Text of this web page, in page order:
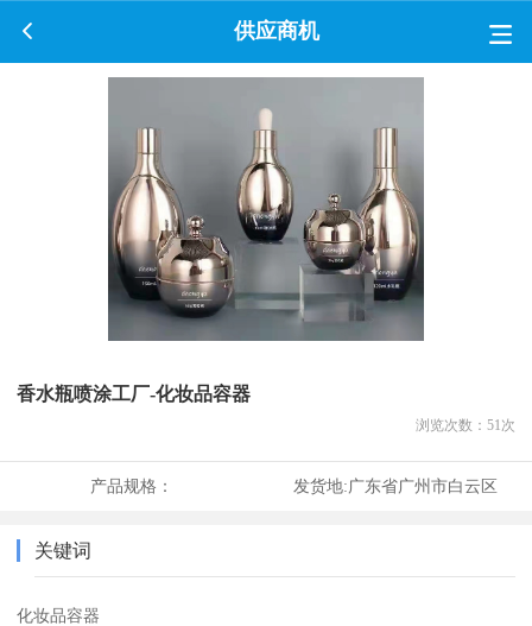
供应商机
香水瓶喷涂工厂-化妆品容器
浏览次数： 51 次
产品规格： 发货地:广东省广州市白云区
关键词
化妆品容器